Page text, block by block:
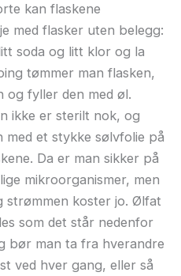
kan flaskene
med flasker uten belegg:
soda og litt klor og la
tømmer man flasken,
og fyller den med øl.
ikke er sterilt nok, og
med et stykke sølvfolie på
Da er man sikker på
mikroorganismer, men
strømmen koster jo. Ølfat
som det står nedenfor
bør man ta fra hverandre
ved hver gang, eller så